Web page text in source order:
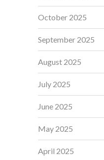
October 2025
September 2025
August 2025
July 2025
June 2025
May 2025
April 2025